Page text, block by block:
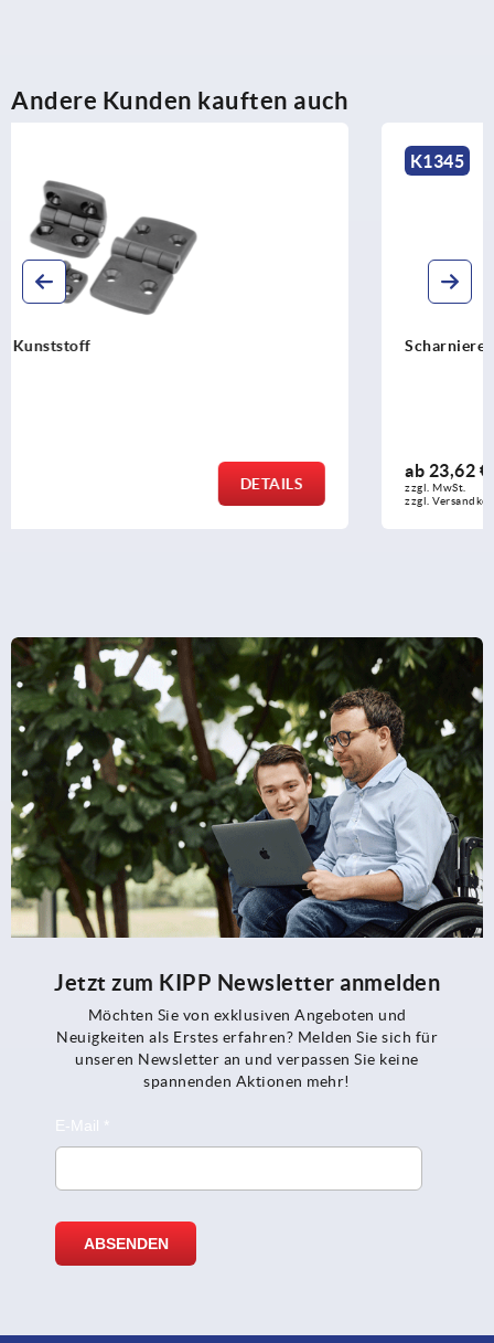
Andere Kunden kauften auch
Scharniere Edelstahl aushängbar, links
DETAILS
Jetzt zum KIPP Newsletter anmelden
Möchten Sie von exklusiven Angeboten und
Neuigkeiten als Erstes erfahren? Melden Sie sich für
unseren Newsletter an und verpassen Sie keine
spannenden Aktionen mehr!